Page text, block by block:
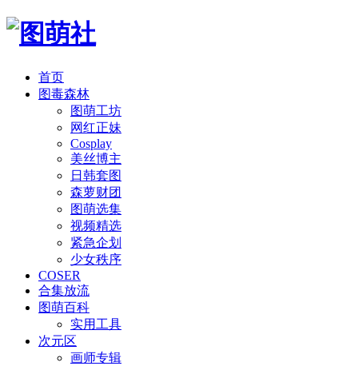
首页
图毒森林
图萌工坊
网红正妹
Cosplay
美丝博主
日韩套图
森萝财团
图萌选集
视频精选
紧急企划
少女秩序
COSER
合集放流
图萌百科
实用工具
次元区
画师专辑